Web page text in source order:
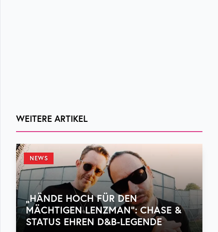
WEITERE ARTIKEL
NEWS
„HÄNDE HOCH FÜR DEN
MÄCHTIGEN LENZMAN“: CHASE &
STATUS EHREN D&B-LEGENDE